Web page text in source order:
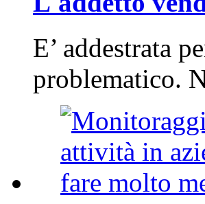
E’ addestrata
problematico.